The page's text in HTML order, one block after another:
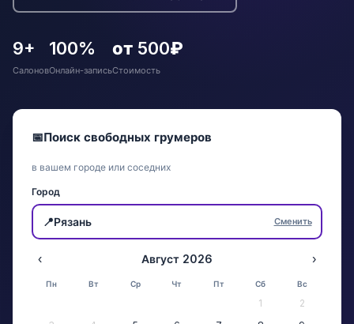
9+
Салонов
100%
Онлайн-запись
от 500₽
Стоимость
📅Поиск свободных грумеров
в вашем городе или соседних
Город
📍Рязань Сменить
‹ Август 2026 ›
Пн Вт Ср Чт Пт Сб Вс
1
2